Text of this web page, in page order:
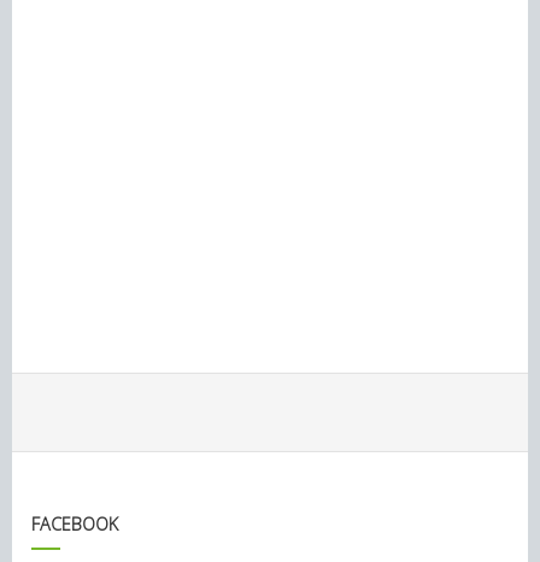
FACEBOOK